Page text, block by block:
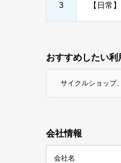
3 【日常
おすすめしたい利
サイクルショップ
会社情報
会社名